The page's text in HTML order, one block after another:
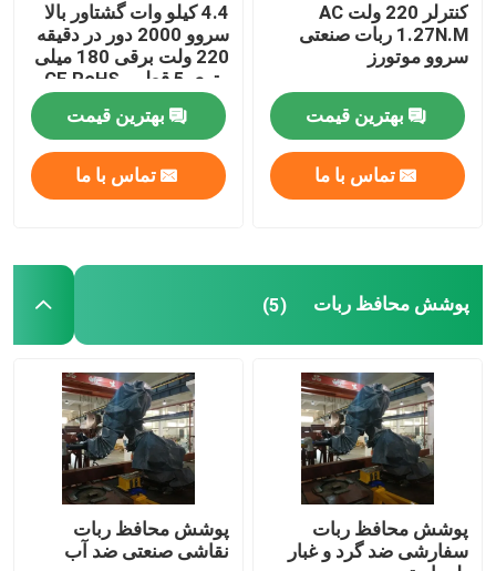
درخواست نقل قول
بازوی ربات یاسکاوا
ربات سه بعدی ویژن
لوازم جانبی ربات
پوشش محافظ ربات
قطعات ربات
ربات پوزیشنر
کنترلر 220 ولت AC
1.27N.M ربات صنعتی
سروو موتورز
بهترین قیمت
تماس با ما
4.4 کیلو وات گشتاور بالا
سروو 2000 دور در دقیقه
220 ولت برقی 180 میلی
متری 5 قطبی CE RoHS
استاندارد CNC تراش
بهترین قیمت
تماس با ما
پوشش محافظ ربات (5)
پوشش محافظ ربات
سفارشی ضد گرد و غبار
پوشش محافظ ربات
نقاشی صنعتی ضد آب